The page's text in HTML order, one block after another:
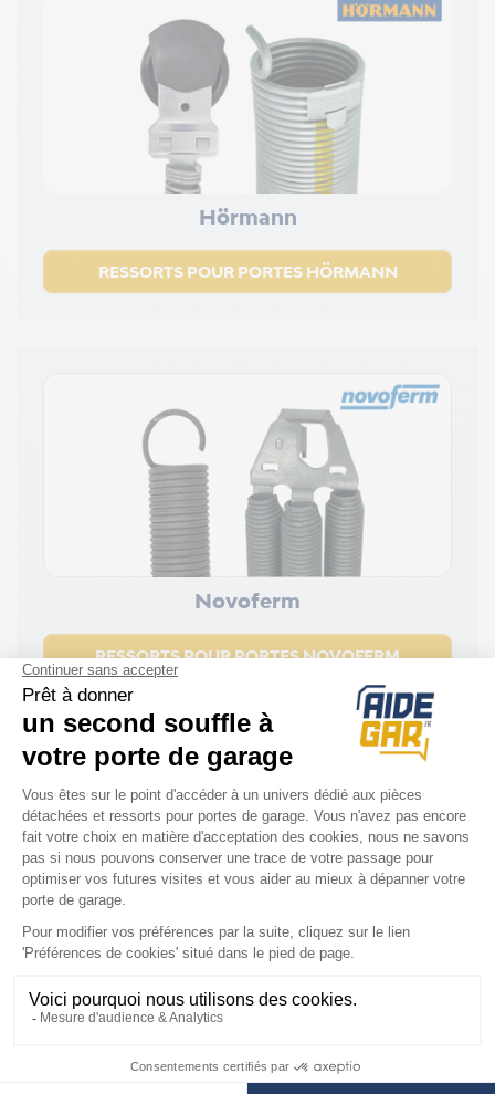
Hörmann
RESSORTS POUR PORTES HÖRMANN
Novoferm
RESSORTS POUR PORTES NOVOFERM